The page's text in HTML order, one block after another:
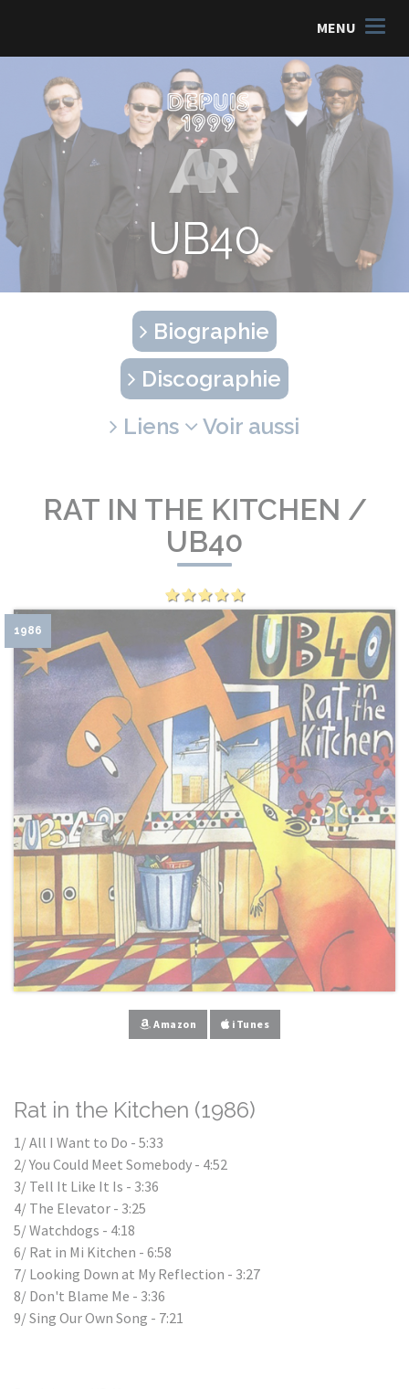
MENU
UB40
Biographie
Discographie
Liens
Voir aussi
RAT IN THE KITCHEN /
UB40
1986
Amazon iTunes
Rat in the Kitchen (1986)
1/ All I Want to Do - 5:33
2/ You Could Meet Somebody - 4:52
3/ Tell It Like It Is - 3:36
4/ The Elevator - 3:25
5/ Watchdogs - 4:18
6/ Rat in Mi Kitchen - 6:58
7/ Looking Down at My Reflection - 3:27
8/ Don't Blame Me - 3:36
9/ Sing Our Own Song - 7:21